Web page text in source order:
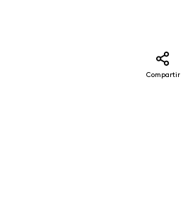
Compartir